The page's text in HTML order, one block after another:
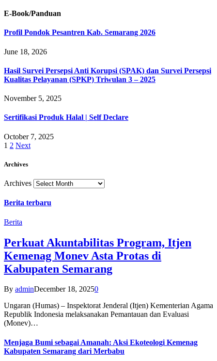
E-Book/Panduan
Profil Pondok Pesantren Kab. Semarang 2026
June 18, 2026
Hasil Survei Persepsi Anti Korupsi (SPAK) dan Survei Persepsi
Kualitas Pelayanan (SPKP) Triwulan 3 – 2025
November 5, 2025
Sertifikasi Produk Halal | Self Declare
October 7, 2025
1 2 Next
Archives
Archives
Berita terbaru
Berita
Perkuat Akuntabilitas Program, Itjen
Kemenag Monev Asta Protas di
Kabupaten Semarang
By adminDecember 18, 20250
Ungaran (Humas) – Inspektorat Jenderal (Itjen) Kementerian Agama
Republik Indonesia melaksanakan Pemantauan dan Evaluasi
(Monev)…
Menjaga Bumi sebagai Amanah: Aksi Ekoteologi Kemenag
Kabupaten Semarang dari Merbabu